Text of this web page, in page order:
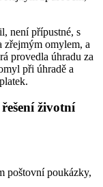
není přípustné, s
zřejmým omylem, a
provedla úhradu za
při úhradě a
životní
poštovní poukázky,